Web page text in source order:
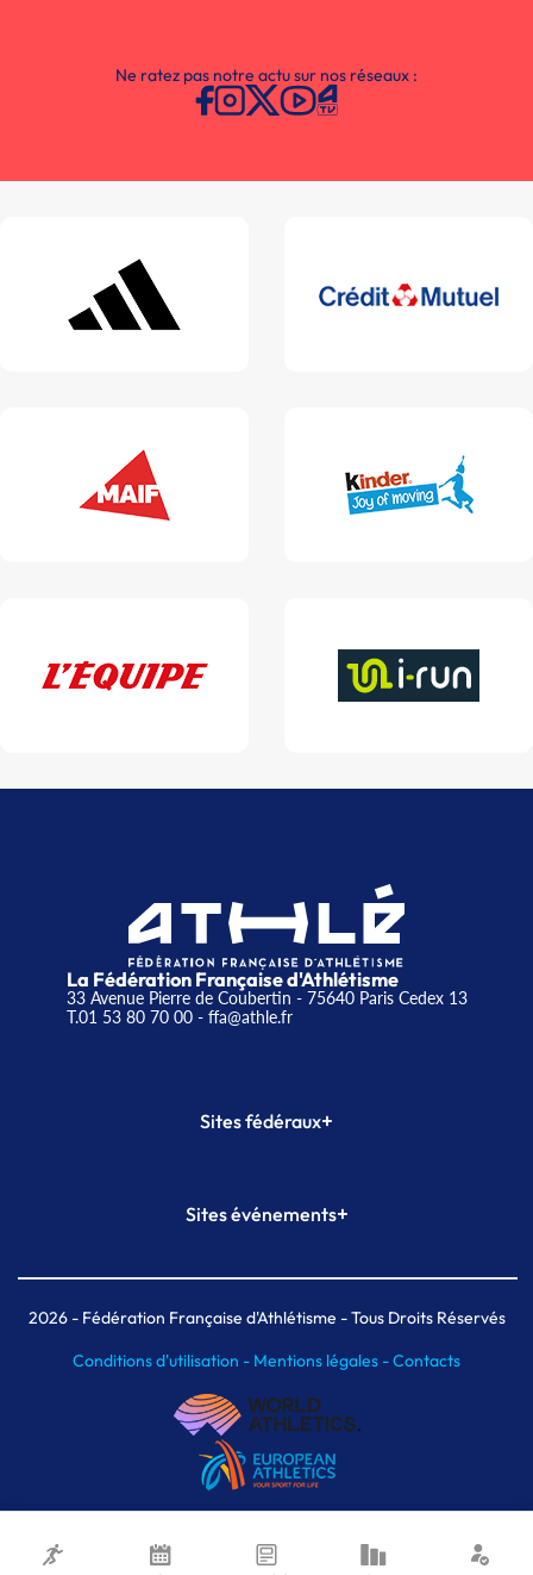
Ne ratez pas notre actu sur nos réseaux :
La Fédération Française d'Athlétisme
33 Avenue Pierre de Coubertin - 75640 Paris Cedex 13
T.01 53 80 70 00- ffa@athle.fr
Sites fédéraux+
Plateforme Formation
Sites événements+
Meeting de Paris indoor
MAIF Ekiden de Paris
2026- Fédération Française d'Athlétisme - Tous Droits Réservés
Conditions d'utilisation - Mentions légales -Contacts